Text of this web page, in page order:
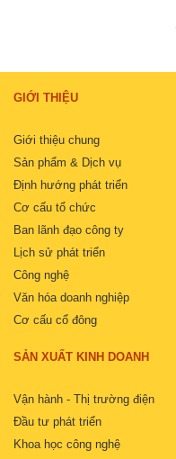
GIỚI THIỆU
Giới thiệu chung
Sản phẩm & Dịch vụ
Định hướng phát triển
Cơ cấu tổ chức
Ban lãnh đạo công ty
Lịch sử phát triển
Công nghệ
Văn hóa doanh nghiệp
Cơ cấu cổ đông
SẢN XUẤT KINH DOANH
Vận hành - Thị trường điện
Đầu tư phát triển
Khoa học công nghệ